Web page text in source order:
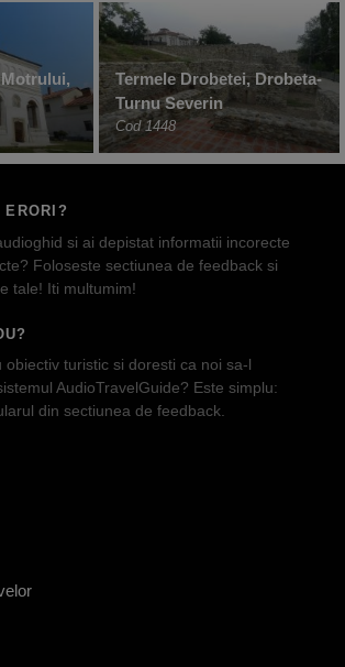
Termele Drobetei, Drobeta-
Turnu Severin
Cod 1448
si ai depistat informatii incorecte
Foloseste sectiunea de feedback si
tale! Iti multumim!
obiectiv turistic si doresti ca noi sa-l
AudioTravelGuide? Este simplu:
din sectiunea de feedback.